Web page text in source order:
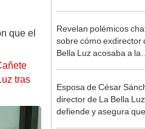
que el
tras
bajo”
Revelan polémicos
sobre cómo exdirector
Bella Luz acosaba a la
Esposa de César
director de La Bella
defiende y asegura